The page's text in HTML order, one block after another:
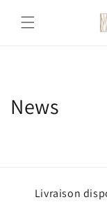
passer
au
News
Livraison